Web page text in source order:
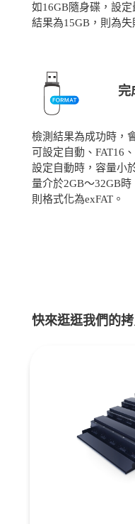
如16GB隨身碟，設
結果為15GB，則為失
完
檢測結果為成功時，
可設定自動、FAT16
設定自動時，容量小
量介於2GB～32GB時
則格式化為exFAT。
快來逛逛我們的